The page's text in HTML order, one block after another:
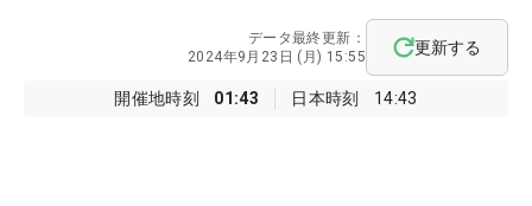
開催地時刻 01:43 日本時刻 14:43
データ最終更新：
2024年9月23日 (月) 15:55
更新する